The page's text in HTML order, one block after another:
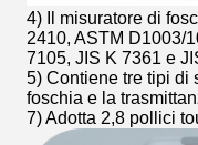
4) Il misuratore di
2410, ASTM D1003/
7105, JIS K 7361 e
5) Contiene tre tipi di
foschia e la
7) Adotta 2,8 pollici